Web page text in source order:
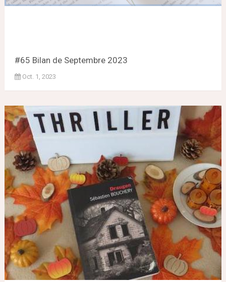
#65 Bilan de Septembre 2023
Oct. 1, 2023